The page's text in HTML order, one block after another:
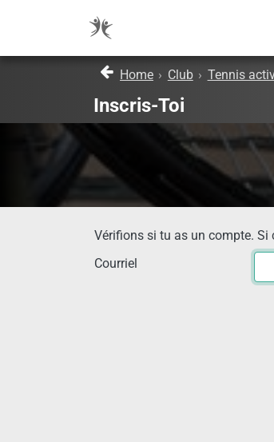
Home › Club › Tennis
Inscris-Toi
Vérifions si tu as un compte. Si
Courriel